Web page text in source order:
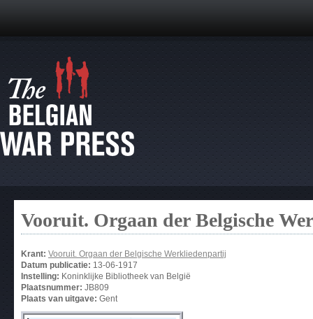
Vooruit. Orgaan der Belgische
Krant: Vooruit. Orgaan der Belgische Werkliedenpartij
Datum publicatie: 13-06-1917
Instelling: Koninklijke Bibliotheek van België
Plaatsnummer: JB809
Plaats van uitgave: Gent